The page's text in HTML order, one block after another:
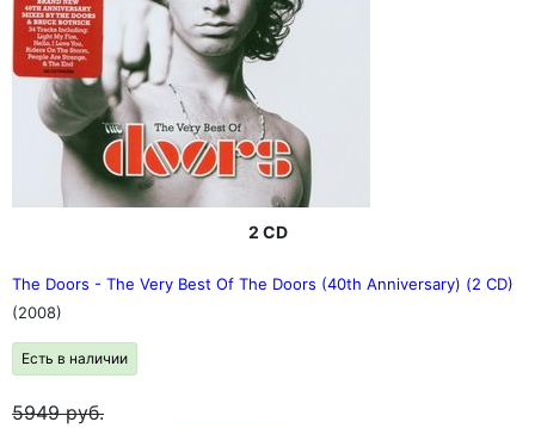
2 CD
The Doors - The Very Best Of The Doors (40th Anniversary) (2 CD)
(2008)
Есть в наличии
5949руб.